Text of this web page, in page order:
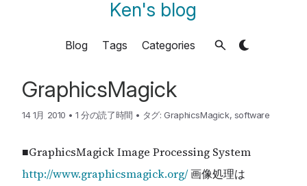
Ken's blog
Blog Tags Categories
GraphicsMagick
14 1月 2010 • 1 分の読了時間 • タグ: GraphicsMagick, software
■GraphicsMagick Image Processing System
http://www.graphicsmagick.org/画像処理は